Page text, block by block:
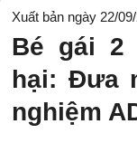
Xuất bản ngày 22/
Bé gái 2
hại: Đưa
nghiệm